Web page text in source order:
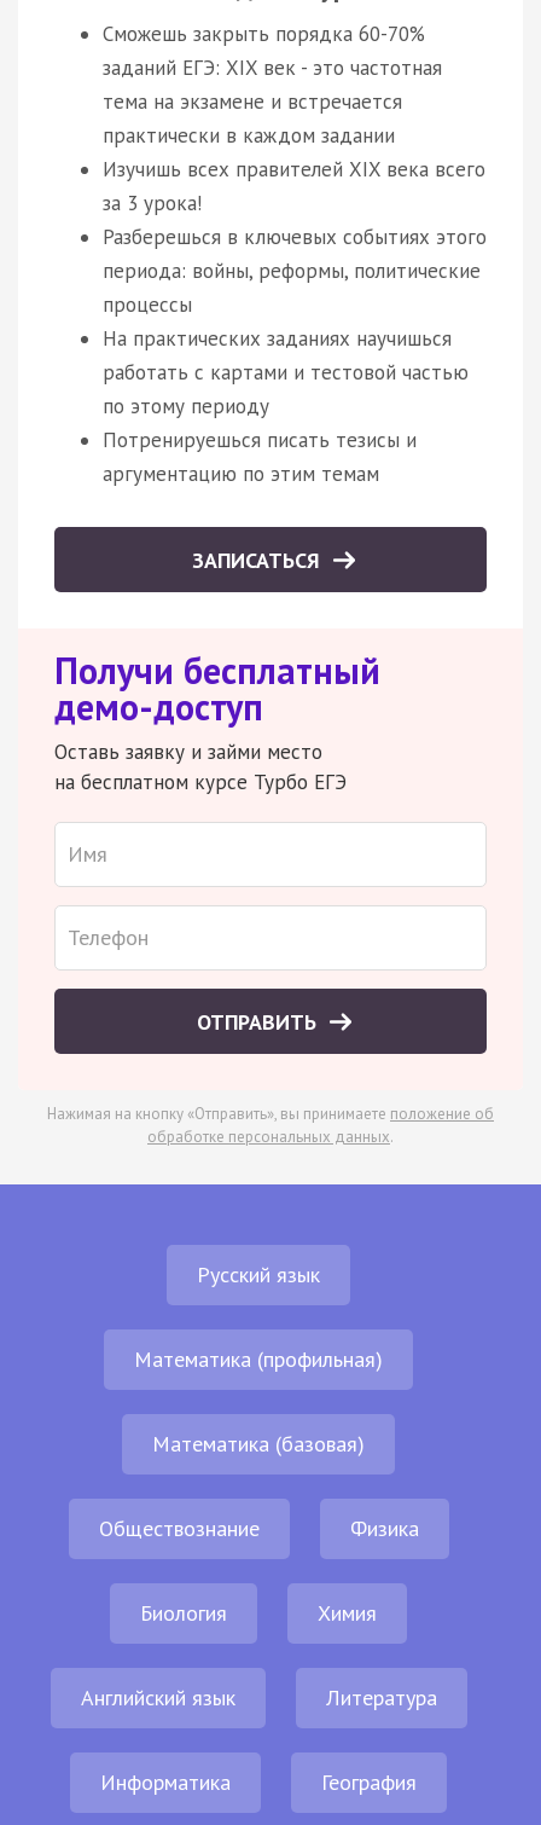
Сможешь закрыть порядка 60-70%
заданий ЕГЭ: XIX век - это частотная
тема на экзамене и встречается
практически в каждом задании
Изучишь всех правителей XIX века всего
за 3 урока!
Разберешься в ключевых событиях этого
периода: войны, реформы, политические
процессы
На практических заданиях научишься
работать с картами и тестовой частью
по этому периоду
Потренируешься писать тезисы и
аргументацию по этим темам
ЗАПИСАТЬСЯ
Получи бесплатный
демо-доступ
Оставь заявку и займи место
на бесплатном курсе Турбо ЕГЭ
ОТПРАВИТЬ
Нажимая на кнопку «Отправить», вы принимаете положение об
обработке персональных данных.
Русский язык
Математика (профильная)
Математика (базовая)
Обществознание Физика
Биология Химия
Английский язык Литература
Информатика География